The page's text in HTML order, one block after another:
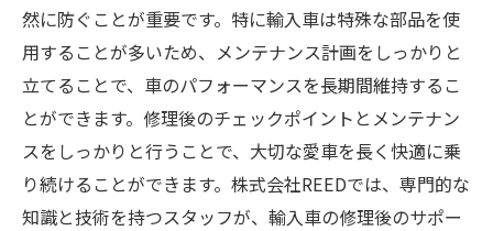
然に防ぐことが重要です。特に輸入車は特殊な部品を使
用することが多いため、メンテナンス計画をしっかりと
立てることで、車のパフォーマンスを長期間維持するこ
とができます。修理後のチェックポイントとメンテナン
スをしっかりと行うことで、大切な愛車を長く快適に乗
り続けることができます。株式会社REEDでは、専門的な
知識と技術を持つスタッフが、輸入車の修理後のサポー